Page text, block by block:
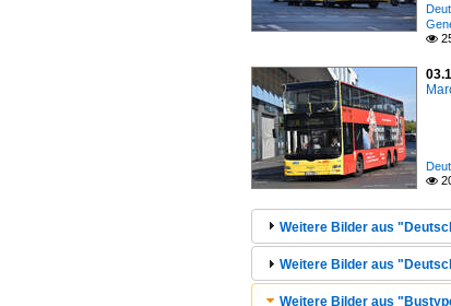


Weitere Bilder aus
Weitere Bilder aus
Weitere Bilder aus